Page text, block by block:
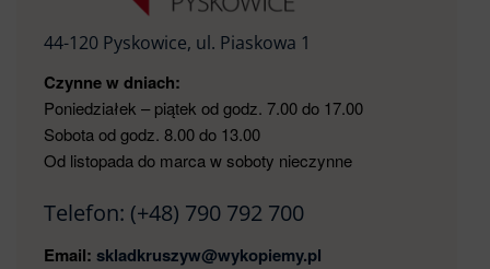
44-120 Pyskowice, ul. Piaskowa 1
Czynne w dniach:
Poniedziałek – piątek od godz. 7.00 do 17.00
Sobota od godz. 8.00 do 13.00
Od listopada do marca w soboty nieczynne
Telefon: (+48) 790 792 700
Email: skladkruszyw@wykopiemy.pl